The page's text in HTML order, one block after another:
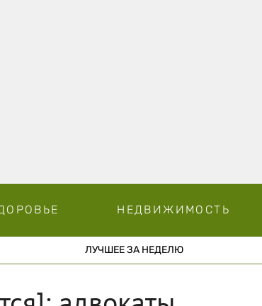
НЕДВИЖИМОСТЬ
ЛУЧШЕЕ ЗА НЕДЕЛЮ